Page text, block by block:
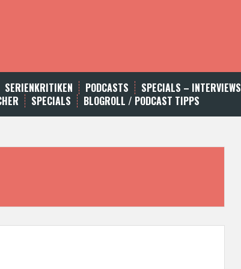
SERIENKRITIKEN PODCASTS SPECIALS – INTERVIEWS
SPECIALS BLOGROLL / PODCAST TIPPS